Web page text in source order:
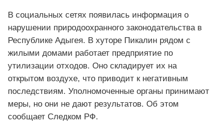
В социальных сетях появилась информация о
нарушении природоохранного законодательства в
Республике Адыгея. В хуторе Пикалин рядом с
жилыми домами работает предприятие по
утилизации отходов. Оно складирует их на
открытом воздухе, что приводит к негативным
последствиям. Уполномоченные органы принимают
меры, но они не дают результатов. Об этом
сообщает Следком РФ.